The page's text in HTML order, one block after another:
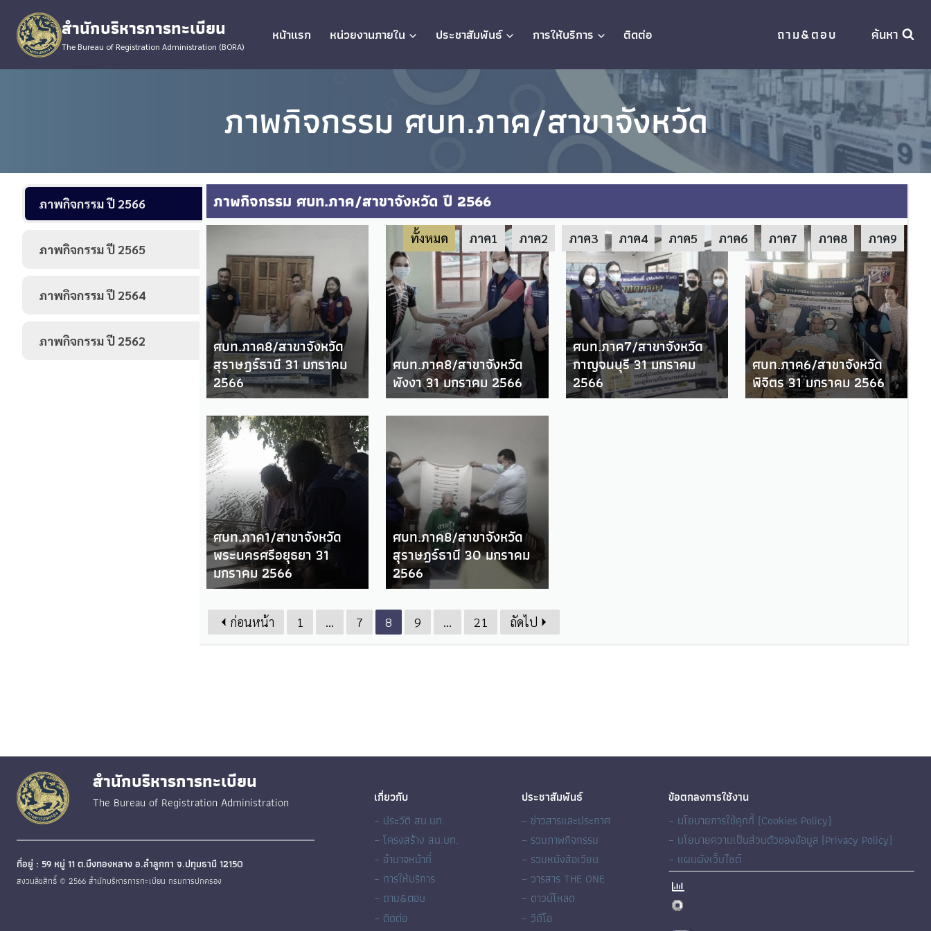
content
สำนักบริหารการทะเบียน
The Bureau of Registration Administration (BORA)
หน้าแรก หน่วยงานภายใน ประชาสัมพันธ์ การให้บริการ ติดต่อ ถาม&ตอบ ค้นหา
ภาพกิจกรรม ศบท.ภาค/สาขาจังหวัด
ภาพกิจกรรม ปี 2566
ภาพกิจกรรม ปี 2565
ภาพกิจกรรมปี 2564
ภาพกิจกรรม ปี 2562
ภาพกิจกรรม ศบท.ภาค/สาขาจังหวัด ปี 2566
ทั้งหมด ภาค1 ภาค2 ภาค3 ภาค4 ภาค5 ภาค6 ภาค7 ภาค8 ภาค9
ศบท.ภาค8/สาขาจังหวัด
สุราษฎร์ธานี 31 มกราคม
2566
ศบท.ภาค8/สาขาจังหวัด
พังงา 31 มกราคม 2566
ศบท.ภาค7/สาขาจังหวัด
กาญจนบุรี 31 มกราคม
2566
ศบท.ภาค6/สาขาจังหวัด
พิจิตร 31 มกราคม 2566
ศบท.ภาค1/สาขาจังหวัด
พระนครศรีอยุธยา 31
มกราคม 2566
ศบท.ภาค8/สาขาจังหวัด
สุราษฎร์ธานี 30 มกราคม
2566
ก่อนหน้า 1 … 7 8 9 … 21 ถัดไป
สำนักบริหารการทะเบียน
The Bureau of Registration Administration
ที่อยู่ : 59 หมู่ 11 ต.บึงทองหลาง อ.ลำลูกกา จ.ปทุมธานี 12150
สงวนลิขสิทธิ์ © 2566 สำนักบริหารการทะเบียน กรมการปกครอง
เกี่ยวกับ
– ประวัติ สน.บท.
– โครงสร้าง สน.บท.
– อำนาจหน้าที่
– การให้บริการ
– ถาม&ตอบ
– ติดต่อ
ประชาสัมพันธ์
– ข่าวสารและประกาศ
– รวมภาพกิจกรรม
– รวมหนังสือเวียน
– วารสาร THE ONE
– ดาวน์โหลด
– วิดีโอ
ข้อตกลงการใช้งาน
– นโยบายการใช้คุกกี้ (Cookies Policy)
– นโยบายความเป็นส่วนตัวของข้อมูล (Privacy Policy)
– แผนผังเว็บไซต์